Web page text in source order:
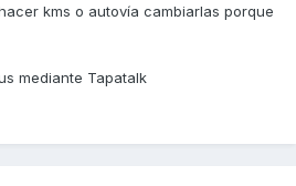
kms o autovía cambiarlas porque
mediante Tapatalk